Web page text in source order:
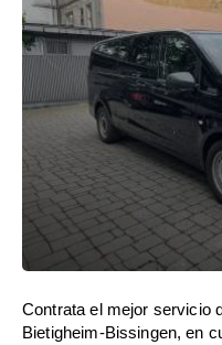
Contrata el mejor servicio
Bietigheim-Bissingen, en